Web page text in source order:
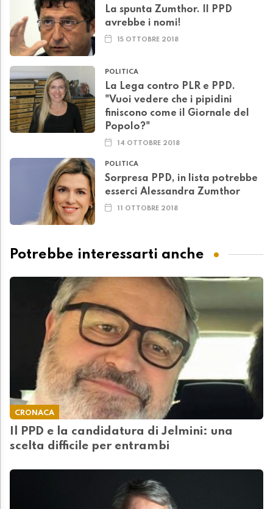
La spunta Zumthor. Il PPD
avrebbe i nomi!
15 OTTOBRE 2018
POLITICA
La Lega contro PLR e PPD.
"Vuoi vedere che i pipidini
finiscono come il Giornale del
Popolo?"
14 OTTOBRE 2018
POLITICA
Sorpresa PPD, in lista potrebbe
esserci Alessandra Zumthor
11 OTTOBRE 2018
Potrebbe interessarti anche
CRONACA
Il PPD e la candidatura di Jelmini: una
scelta difficile per entrambi